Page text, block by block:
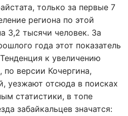
только за первые 7
региона по этой
3,2 тысячи человек. За
года этот показатель
к увеличению
версии Кочергина,
уезжают отсюда в поисках
статистики, в топе
забайкальцев значатся: